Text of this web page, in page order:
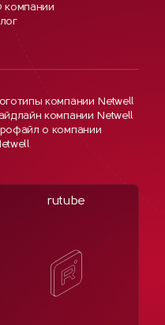
компании
компании Netwell
компании Netwell
о компании
rutube